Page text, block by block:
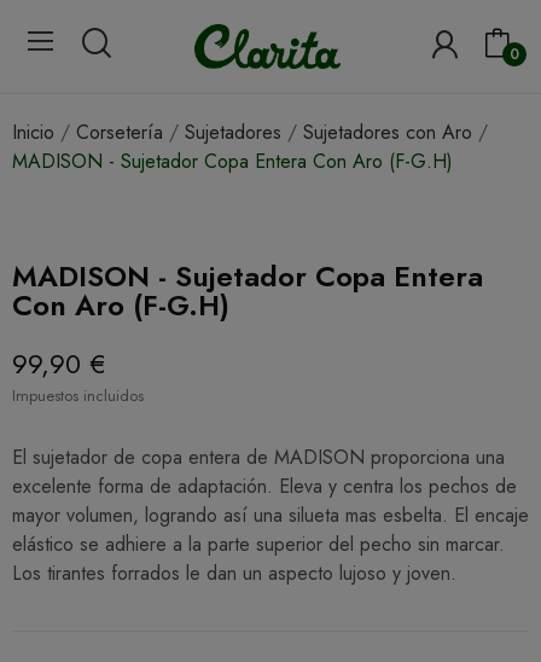
0
Inicio Corsetería Sujetadores
Sujetadores con Aro
MADISON - Sujetador Copa Entera Con Aro (F-G.H)
MADISON - Sujetador Copa Entera
Con Aro (F-G.H)
99,90 €
Impuestos incluidos
El sujetador de copa entera de MADISON proporciona una
excelente forma de adaptación. Eleva y centra los pechos de
mayor volumen, logrando así una silueta mas esbelta. El encaje
elástico se adhiere a la parte superior del pecho sin marcar.
Los tirantes forrados le dan un aspecto lujoso y joven.